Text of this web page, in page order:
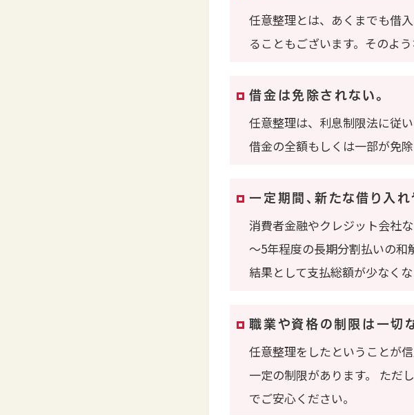
任意整理とは、あくまでも借
ることもございます。そのよ
借金は免除されない。
任意整理は、利息制限法に従
借金の全額もしくは一部が免
一定期間、新たな借り入
消費者金融やクレジット会社
～5年程度の長期分割払いの和
結果として支払総額が少なくな
職業や資格の制限は一切な
任意整理をしたということが
一定の制限があります。 ただ
でご安心ください。